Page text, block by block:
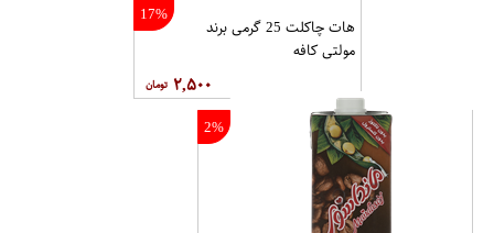
17%
هات چاکلت 25 گرمی برند
مولتي کافه
۲,۵۰۰
2%